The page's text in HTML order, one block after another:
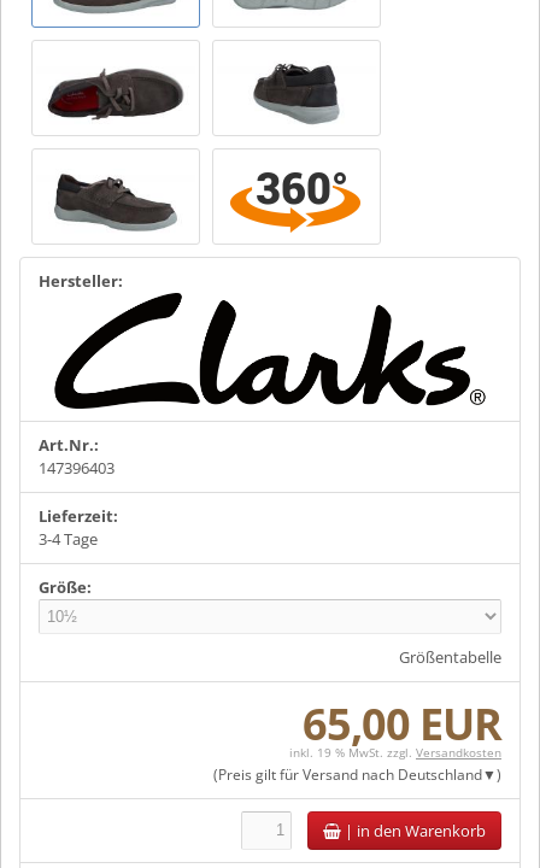
Hersteller:
Art.Nr.:
147396403
Lieferzeit:
3-4 Tage
Größe:
Größentabelle
65,00 EUR
inkl. 19 % MwSt. zzgl. Versandkosten
(Preis gilt für Versand nach Deutschland )
| in den Warenkorb